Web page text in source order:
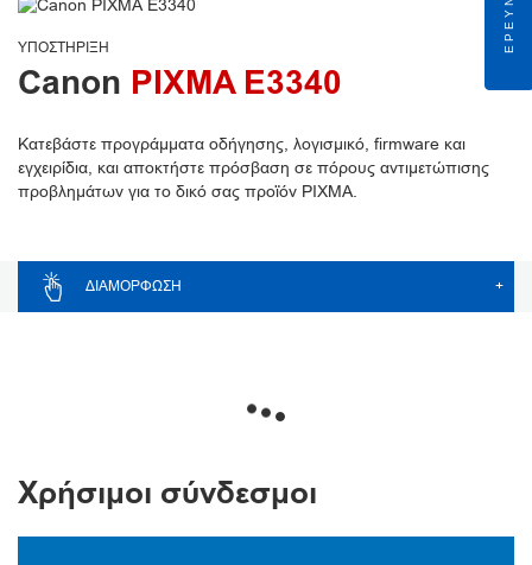
ΥΠΟΣΤΉΡΙΞΗ
Canon PIXMA E3340
Κατεβάστε προγράμματα οδήγησης, λογισμικό, firmware και
εγχειρίδια, και αποκτήστε πρόσβαση σε πόρους αντιμετώπισης
προβλημάτων για το δικό σας προϊόν PIXMA.
ΔΙΑΜΌΡΦΩΣΗ +
Χρήσιμοι σύνδεσμοι
ΈΡΕΥΝΑ